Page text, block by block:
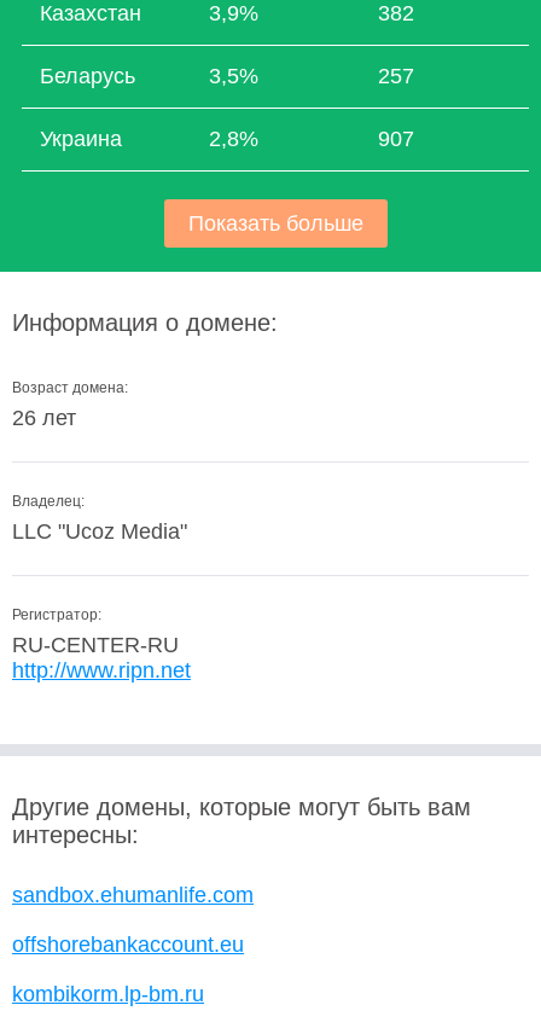
Казахстан 3,9% 382
Беларусь 3,5% 257
Украина 2,8% 907
Показать больше
Информация о домене:
Возраст домена:
26 лет
Владелец:
LLC "Ucoz Media"
Регистратор:
RU-CENTER-RU
http://www.ripn.net
Другие домены, которые могут быть вам
интересны:
sandbox.ehumanlife.com
offshorebankaccount.eu
kombikorm.lp-bm.ru